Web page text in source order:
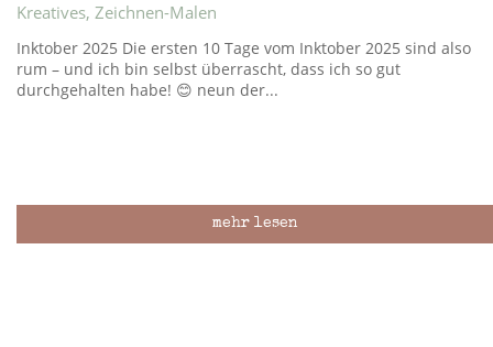
Kreatives, Zeichnen-Malen
Inktober 2025 Die ersten 10 Tage vom Inktober 2025 sind also
rum – und ich bin selbst überrascht, dass ich so gut
durchgehalten habe! 😊 neun der...
mehr lesen